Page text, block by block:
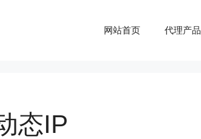
网站首页 代理产品
态IP